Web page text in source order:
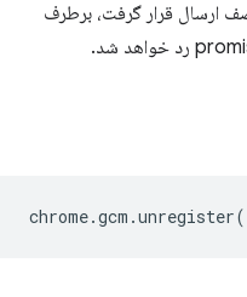
ارسال قرار گرفت، برطرف
chrome.gcm .unregister